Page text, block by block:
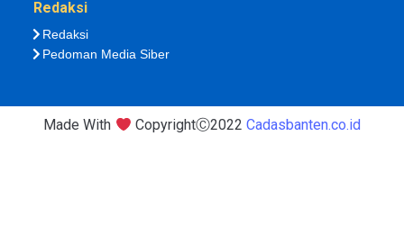
Redaksi
Redaksi
Pedoman Media Siber
Made With CopyrightⒸ2022 Cadasbanten.co.id